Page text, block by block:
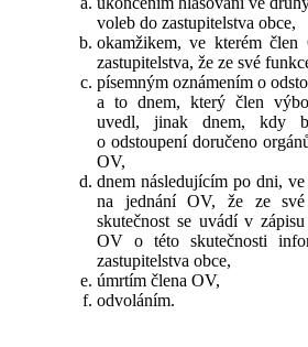
voleb do zastupitelstva obce,
okamžikem, ve kterém člen
zastupitelstva, že ze své
písemným oznámením o
a to dnem, který člen
uvedl, jinak dnem, kdy
o odstoupení doručeno
OV,
dnem následujícím po dni,
na jednání OV, že ze své
skutečnost se uvádí v
OV o této skutečnosti
zastupitelstva obce,
úmrtím člena OV,
odvoláním.